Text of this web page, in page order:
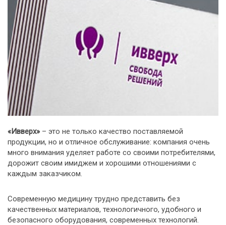
«Ивверх»– это не только качество поставляемой
продукции, но и отличное обслуживание: компания очень
много внимания уделяет работе со своими потребителями,
дорожит своим имиджем и хорошими отношениями с
каждым заказчиком.
Современную медицину трудно представить без
качественных материалов, технологичного, удобного и
безопасного оборудования, современных технологий.